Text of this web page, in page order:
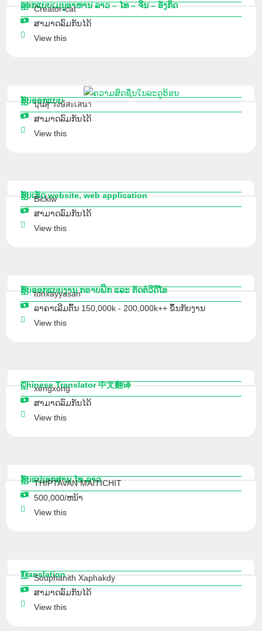
ອອກແບບເມນູອາຫານ ລາວ – ໄທ – ຈີນ – ອັງກິດ
Creator-cat
ສາມາດລົມກັນໄດ້
View this
ຮັບອອກແບບ
บุนสุ วงษ์สะเสนา
ສາມາດລົມກັນໄດ້
View this
ຮັບເຮັດ website, web application
Bickiw
ສາມາດລົມກັນໄດ້
View this
ຮັບອອກແບບງານ ກຣາບຟິກ ແລະ ຕັດຕໍ່ວີດີໂອ
tonxayyasan
ລາຄາເລີມຕົ້ນ 150,000k - 200,000k++ ຂຶ້ນກັບງານ
View this
Chinese Translator 中文翻译
xengxong
ສາມາດລົມກັນໄດ້
View this
ຮັບແປເອກສານ ໄທ-ລາວ
THIPTAVAN MAITICHIT
500,000/ຫນ້າ
View this
Translation
Souphanith Xaphakdy
ສາມາດລົມກັນໄດ້
View this